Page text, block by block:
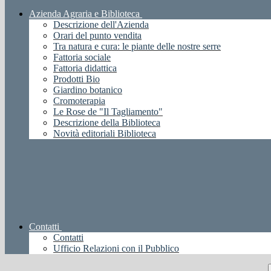
Azienda Agraria e Biblioteca
Descrizione dell'Azienda
Orari del punto vendita
Tra natura e cura: le piante delle nostre serre
Fattoria sociale
Fattoria didattica
Prodotti Bio
Giardino botanico
Cromoterapia
Le Rose de "Il Tagliamento"
Descrizione della Biblioteca
Novità editoriali Biblioteca
Contatti
Contatti
Ufficio Relazioni con il Pubblico